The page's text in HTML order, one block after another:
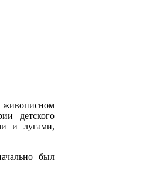
детского
и лугами,
был